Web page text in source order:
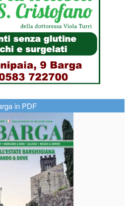
in PDF